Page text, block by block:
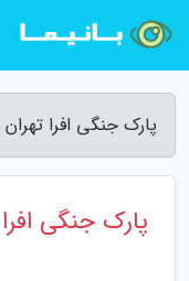
پارک جنگی افرا
پارک جنگی